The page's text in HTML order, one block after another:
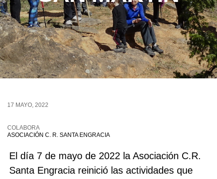
17 MAYO, 2022
COLABORA
ASOCIACIÓN C. R. SANTA ENGRACIA
El día 7 de mayo de 2022 la Asociación C.R.
Santa Engracia reinició las actividades que